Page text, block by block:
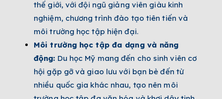
thế giới, với đội ngũ giảng viên giàu kinh
nghiệm, chương trình đào tạo tiên tiến và
môi trường học tập hiện đại.
Môi trường học tập đa dạng và năng
động: Du học Mỹ mang đến cho sinh viên cơ
hội gặp gỡ và giao lưu với bạn bè đến từ
nhiều quốc gia khác nhau, tạo nên môi